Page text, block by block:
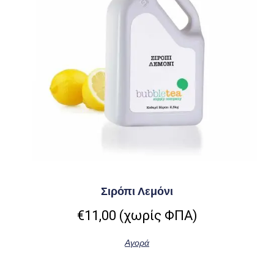
Σιρόπι Λεμόνι
€11,00 (χωρίς ΦΠΑ)
Αγορά